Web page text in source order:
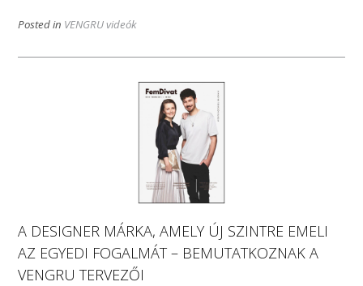
Posted in VENGRU videók
A DESIGNER MÁRKA, AMELY ÚJ SZINTRE EMELI
AZ EGYEDI FOGALMÁT – BEMUTATKOZNAK A
VENGRU TERVEZŐI